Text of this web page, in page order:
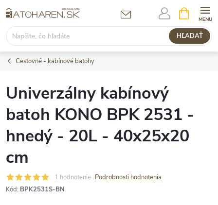
na
obsah
HĽADAŤ
KOŠÍK
Cestovné - kabínové batohy
Univerzálny kabínový
batoh KONO BPK 2531 -
hnedý - 20L - 40x25x20
cm
1 hodnotenie Podrobnosti hodnotenia
Kód: BPK2531S-BN